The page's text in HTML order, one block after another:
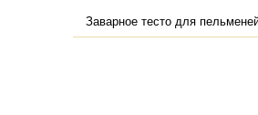
Заварное тесто для